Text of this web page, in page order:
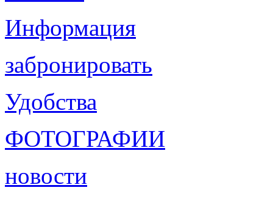
Информация
забронировать
Удобства
ФОТОГРАФИИ
новости